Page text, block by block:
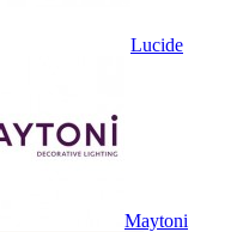
Lucide
Maytoni